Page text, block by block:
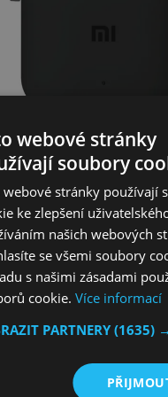
webové stránky
soubory
webové stránky používají
ke zlepšení
našich webových
se všemi soubory
s našimi zásadami
cookie.Více informací
PARTNERY(1635) →